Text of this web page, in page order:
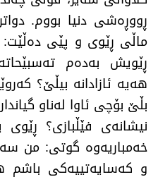
ڕووڕەشی دنیا بووم.
ماڵی ڕێوی و پێی دەڵێت:
ڕێویش بەدەم
هەیە ئازادانە بیڵێ؟
بڵێ بۆچی ئاوا لەناو
نیشانەی فێڵبازی؟
خەمباریەوە گوتی: من
و کەسایەتییەکی باشم